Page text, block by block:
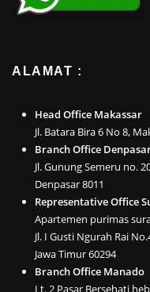
ALAMAT :
Head Office Makassar
Jl. Batara Bira 6 No 8,
Branch Office
Jl. Gunung Semeru no.
Denpasar 8011
Representative Office
Apartemen purimas
Jl. I Gusti Ngurah Rai
Jawa Timur 60294
Branch Office Manado
Lt. 2 Pasar Bersehati